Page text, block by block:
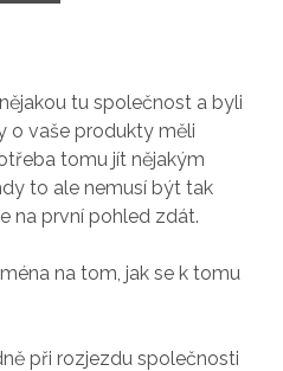
tu společnost a byli
o vaše produkty měli
tomu jít nějakým
to ale nemusí být tak
na první pohled zdát.
na tom, jak se k tomu
při rozjezdu společnosti